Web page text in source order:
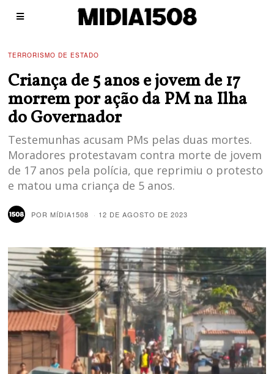
TERRORISMO DE ESTADO
Criança de 5 anos e jovem de 17
morrem por ação da PM na Ilha
do Governador
Testemunhas acusam PMs pelas duas mortes.
Moradores protestavam contra morte de jovem
de 17 anos pela polícia, que reprimiu o protesto
e matou uma criança de 5 anos.
PORMÍDIA1508 12 DE AGOSTO DE 2023